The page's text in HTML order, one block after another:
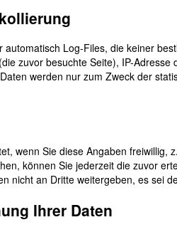
Log-Files, die keiner
zuvor besuchte Seite), IP-
werden nur zum Zweck der
wenn Sie diese Angaben
können Sie jederzeit die zuvor
nicht an Dritte weitergeben, es sei
Ihrer Daten